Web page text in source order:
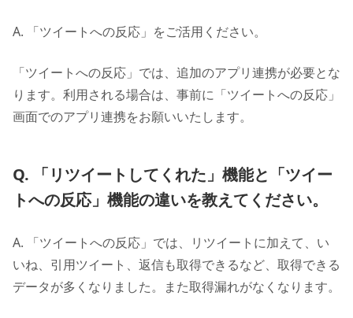
A. 「ツイートへの反応」をご活用ください。
「ツイートへの反応」では、追加のアプリ連携が必要とな
ります。利用される場合は、事前に「ツイートへの反応」
画面でのアプリ連携をお願いいたします。
Q. 「リツイートしてくれた」機能と「ツイー
トへの反応」機能の違いを教えてください。
A. 「ツイートへの反応」では、リツイートに加えて、い
いね、引用ツイート、返信も取得できるなど、取得できる
データが多くなりました。また取得漏れがなくなります。